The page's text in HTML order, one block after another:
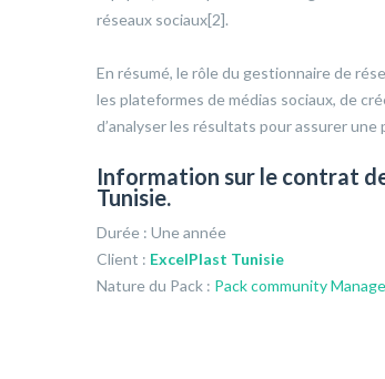
réseaux sociaux[2].
En résumé, le rôle du gestionnaire de
les plateformes de médias sociaux, de
d’analyser les résultats pour assurer
Information sur le contrat
Tunisie.
Durée : Une année
Client : ExcelPlast Tunisie
Nature du Pack : Pack community